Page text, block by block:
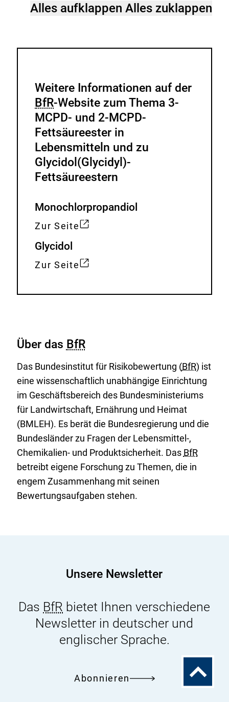
Alles aufklappenAlles zuklappen
Weitere Informationen auf der
BfR-Website zum Thema 3-
MCPD- und 2-MCPD-
Fettsäureester in
Lebensmitteln und zu
Glycidol(Glycidyl)-
Fettsäureestern
Monochlorpropandiol
E
x
t
L
i
k
Zur Seite
Glycidol
E
n
r
L
i
n
k
:
Zur Seite
Über das BfR
Das Bundesinstitut für Risikobewertung (BfR) ist
eine wissenschaftlich unabhängige Einrichtung
im Geschäftsbereich des Bundesministeriums
für Landwirtschaft, Ernährung und Heimat
(BMLEH). Es berät die Bundesregierung und die
Bundesländer zu Fragen der Lebensmittel-,
Chemikalien- und Produktsicherheit. Das BfR
betreibt eigene Forschung zu Themen, die in
engem Zusammenhang mit seinen
Bewertungsaufgaben stehen.
Unsere Newsletter
Das BfR bietet Ihnen verschiedene
Newsletter in deutscher und
englischer Sprache.
Abonnieren
Zum